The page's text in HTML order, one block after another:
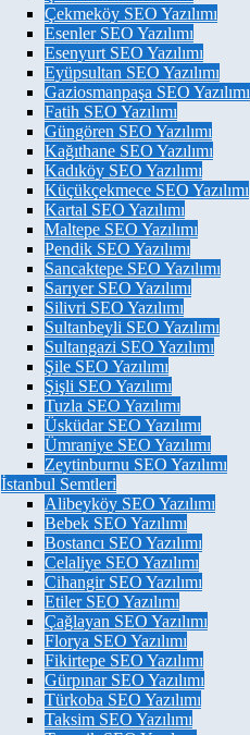
Çekmeköy SEO Yazılımı
Esenler SEO Yazılımı
Esenyurt SEO Yazılımı
Eyüpsultan SEO Yazılımı
Gaziosmanpaşa SEO Yazılımı
Fatih SEO Yazılımı
Güngören SEO Yazılımı
Kağıthane SEO Yazılımı
Kadıköy SEO Yazılımı
Küçükçekmece SEO Yazılımı
Kartal SEO Yazılımı
Maltepe SEO Yazılımı
Pendik SEO Yazılımı
Sancaktepe SEO Yazılımı
Sarıyer SEO Yazılımı
Silivri SEO Yazılımı
Sultanbeyli SEO Yazılımı
Sultangazi SEO Yazılımı
Şile SEO Yazılımı
Şişli SEO Yazılımı
Tuzla SEO Yazılımı
Üsküdar SEO Yazılımı
Ümraniye SEO Yazılımı
Zeytinburnu SEO Yazılımı
İstanbul Semtleri
Alibeyköy SEO Yazılımı
Bebek SEO Yazılımı
Bostancı SEO Yazılımı
Celaliye SEO Yazılımı
Cihangir SEO Yazılımı
Etiler SEO Yazılımı
Çağlayan SEO Yazılımı
Florya SEO Yazılımı
Fikirtepe SEO Yazılımı
Gürpınar SEO Yazılımı
Türkoba SEO Yazılımı
Taksim SEO Yazılımı